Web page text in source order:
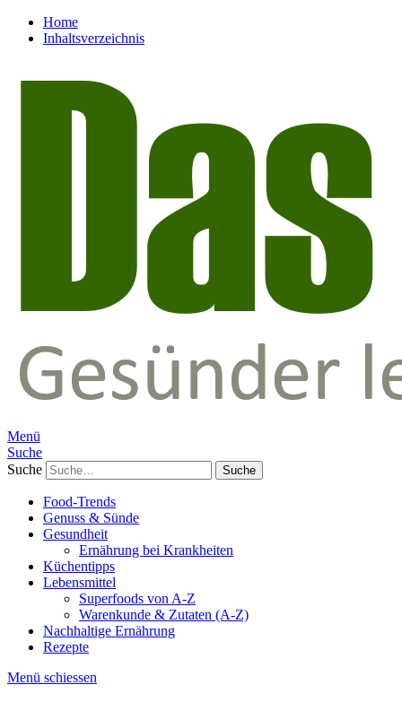
Home
Inhaltsverzeichnis
Menü
Suche
Suche
Food-Trends
Genuss & Sünde
Gesundheit
Ernährung bei Krankheiten
Küchentipps
Lebensmittel
Superfoods von A-Z
Warenkunde & Zutaten (A-Z)
Nachhaltige Ernährung
Rezepte
Menü schiessen